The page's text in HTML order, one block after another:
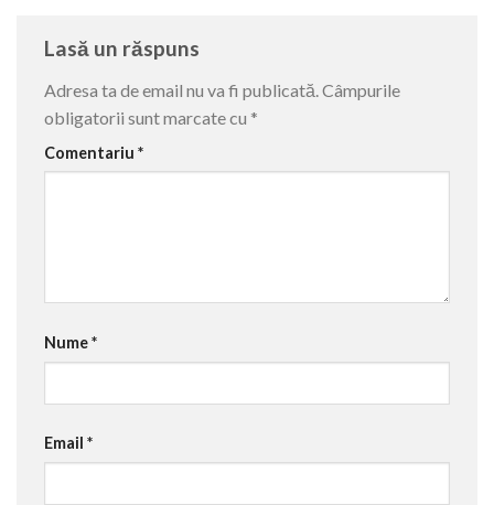
Lasă un răspuns
Adresa ta de email nu va fi publicată. Câmpurile
obligatorii sunt marcate cu *
Comentariu *
Nume*
Email *